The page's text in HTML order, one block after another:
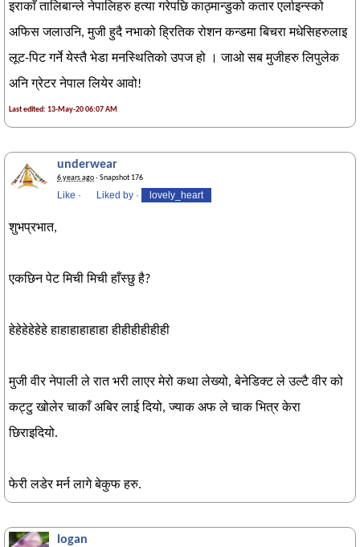
इराकाँ तालिबान्ले नेपालिहरु हत्या गरेपछि काठ्मान्डुको कतार एर्लाइन्स्को
अफिस जलाउनि, मुजी हुदै नभाको ह्रितिक रोशन कन्डमा बिचरा मधेसिहरुलाइ
लूट-पिट गर्ने येस्तै भेडा मनस्थितिको उपज हो । जाओ सब मुजीहरु लिपुलेक
अनि ग्रेटर नेपाल लियेर आवो!
Last edited: 13-May-20 06:07 AM
underwear
6 years ago· Snapshot 176
Like · Liked by · lovely_heart
शुभप्रभात,
एकछिन पेट मिची मिची हाँस्छु है?
हेहेहेहेहेहे हाहाहाहाहाहा हीहीहीहीहीही
मुजी वीर नेपाली ले रात भरी लाएर मेरो कथा लेख्यो, बेनेडिक्ट ले उल्टै वीर को
कट्टु खोलेर चाकाँ अबिर लाई दियो, ज्याक अफ ले चाक भित्र केरा
छिराइदियो.
फेरी लडेर मर्न लागे बेकुफ हरु.
logan